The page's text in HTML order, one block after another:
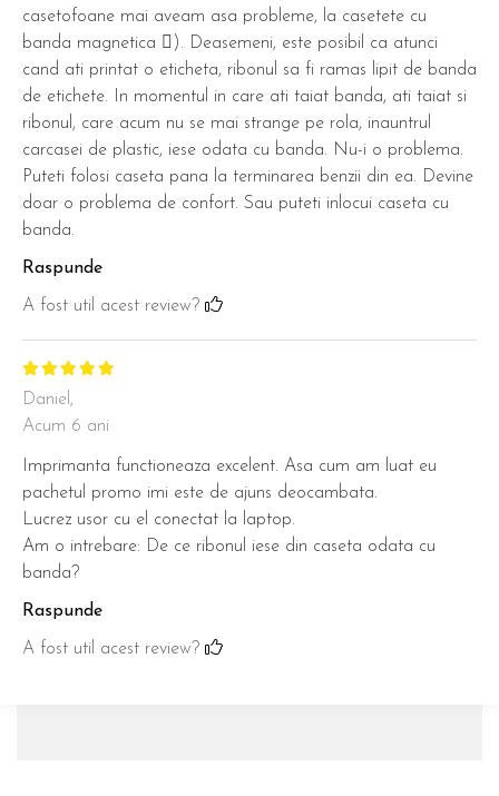
casetofoane mai aveam asa probleme, la casetete cu
banda magnetica ). Deasemeni, este posibil ca atunci
cand ati printat o eticheta, ribonul sa fi ramas lipit de banda
de etichete. In momentul in care ati taiat banda, ati taiat si
ribonul, care acum nu se mai strange pe rola, inauntrul
carcasei de plastic, iese odata cu banda. Nu-i o problema.
Puteti folosi caseta pana la terminarea benzii din ea. Devine
doar o problema de confort. Sau puteti inlocui caseta cu
banda.
Raspunde
A fost util acest review?
Daniel,
Acum 6 ani
Imprimanta functioneaza excelent. Asa cum am luat eu
pachetul promo imi este de ajuns deocambata.
Lucrez usor cu el conectat la laptop.
Am o intrebare: De ce ribonul iese din caseta odata cu
banda?
Raspunde
A fost util acest review?